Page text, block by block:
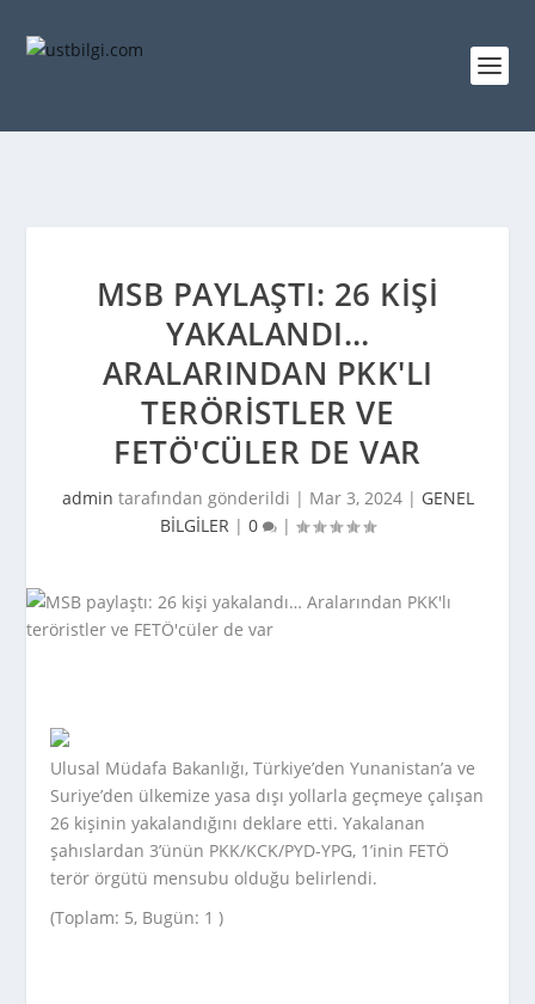
MSB PAYLAŞTI: 26 KIŞI
YAKALANDI…
ARALARINDAN PKK'LI
TERÖRISTLER VE
FETÖ'CÜLER DE VAR
admin tarafından gönderildi | Mar 3, 2024| GENEL
BİLGİLER | 0 |
Ulusal Müdafa Bakanlığı, Türkiye’den Yunanistan’a ve
Suriye’den ülkemize yasa dışı yollarla geçmeye çalışan
26 kişinin yakalandığını deklare etti. Yakalanan
şahıslardan 3’ünün PKK/KCK/PYD-YPG, 1’inin FETÖ
terör örgütü mensubu olduğu belirlendi.
(Toplam: 5, Bugün: 1 )